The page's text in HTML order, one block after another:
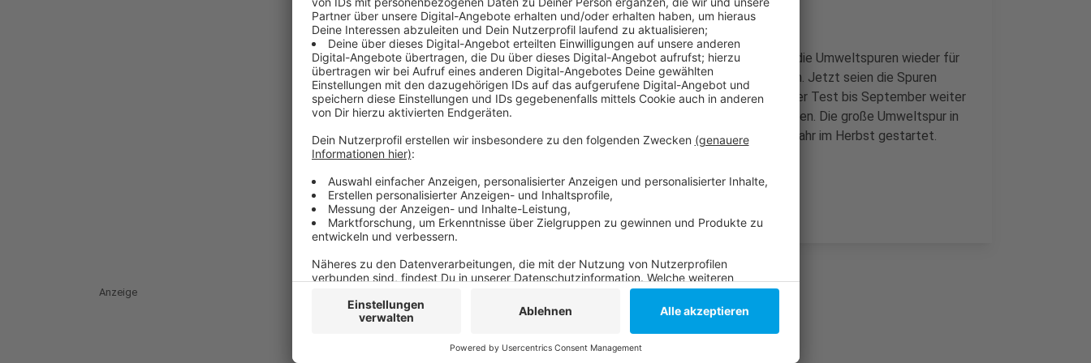
Die Stadt sagt aber: Man habe kurz nach Beginn der Corona-Zeit die Umweltspuren wieder für
alle Autos frei gegeben - damit sei der Test unterbrochen worden. Jetzt seien die Spuren
zwar wieder aktiv, es sei aber deutlich weniger los. Deshalb soll der Test bis September weiter
laufen. Der Verkehrsausschuss soll das nächste Woche beschließen. Die große Umweltspur in
Wersten ist davon nicht betroffen. Sie war ohnehin erst letztes Jahr im Herbst gestartet.
Anzeige